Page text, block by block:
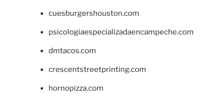
cuesburgershouston.com
psicologiaespecializadaencampeche.com
dmtacos.com
crescentstreetprinting.com
hornopizza.com